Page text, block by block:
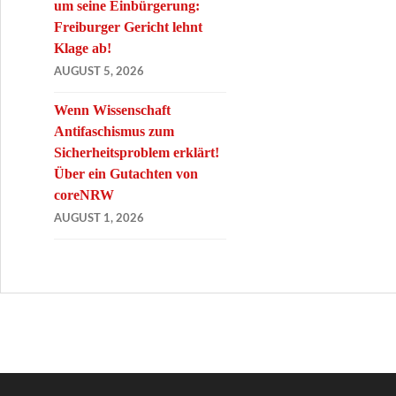
um seine Einbürgerung:
Freiburger Gericht lehnt
Klage ab!
AUGUST 5, 2026
Wenn Wissenschaft
Antifaschismus zum
Sicherheitsproblem erklärt!
Über ein Gutachten von
coreNRW
AUGUST 1, 2026